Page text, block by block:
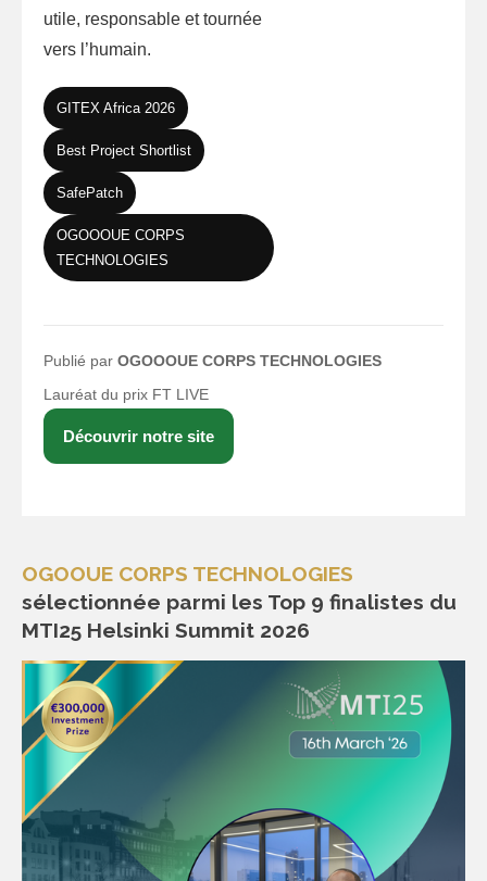
utile, responsable et tournée
vers l’humain.
GITEX Africa 2026
Best Project Shortlist
SafePatch
OGOOOUE CORPS
TECHNOLOGIES
Publié par OGOOOUE CORPS TECHNOLOGIES
Lauréat du prix FT LIVE
Découvrir notre site
OGOOUE CORPS TECHNOLOGIES
sélectionnée parmi les Top 9 finalistes du
MTI25 Helsinki Summit 2026